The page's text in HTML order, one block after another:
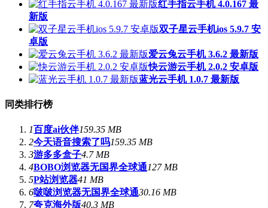
红手指云手机 4.0.167 最
新版
双子星云手机ios 5.9.7 安
卓版
爱云兔云手机 3.6.2 最新版
快云游云手机 2.0.2 安卓版
蓝光云手机 1.0.7 最新版
同类排行榜
1百度ai伙伴159.35 MB
2今天语音搜索了吗159.35 MB
3游多多盒子4.7 MB
4BOBO浏览器无国界全球通127 MB
5P站浏览器41 MB
6啵啵浏览器无国界全球通30.16 MB
7夸克海外版40.3 MB